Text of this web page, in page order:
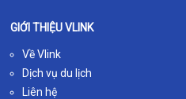
GIỚI THIỆU VLINK
Về Vlink
Dịch vụ du lịch
Liên hệ